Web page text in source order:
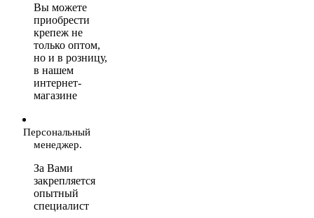
Вы можете
приобрести
крепеж не
только оптом,
но и в розницу,
в нашем
интернет-
магазине
Персональный
менеджер.
За Вами
закрепляется
опытный
специалист